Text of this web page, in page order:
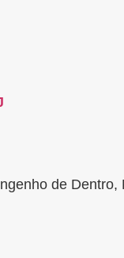
de Dentro,